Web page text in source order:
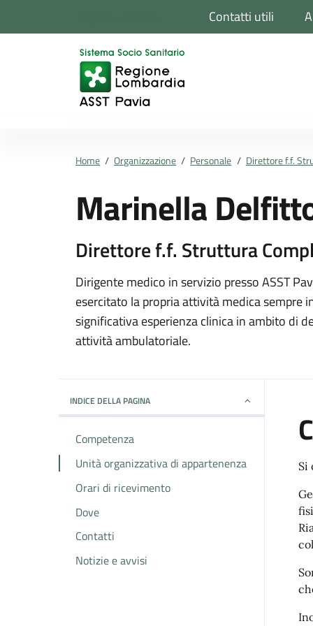
Contatti utili
Home / Organizzazione / Personale / Direttore f.f.
Marinella
Direttore f.f. Struttura
Dettagli della
Dirigente medico in servizio presso ASST
esercitato la propria attività medica sempre
significativa esperienza clinica in ambito di
attività ambulatoriale.
INDICE DELLA PAGINA
Competenza
Unità organizzativa di appartenenza
Orari di ricevimento
Dove
Contatti
Notizie e avvisi
Si